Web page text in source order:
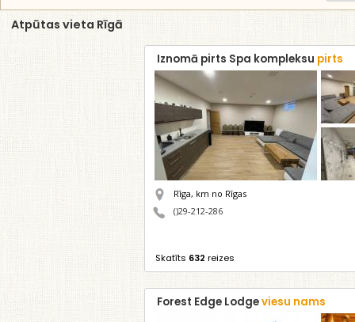
Atpūtas vieta Rīgā
Iznomā pirts Spa kompleksu pirts
Rīga, km no Rīgas
()29-212-286
Skatīts 632 reizes
Forest Edge Lodgeviesu nams